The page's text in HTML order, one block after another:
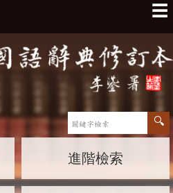
☰
進階檢索